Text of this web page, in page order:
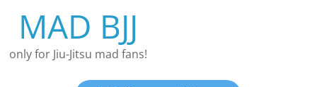
содержимому
MAD BJJ
only for Jiu-Jitsu mad fans!